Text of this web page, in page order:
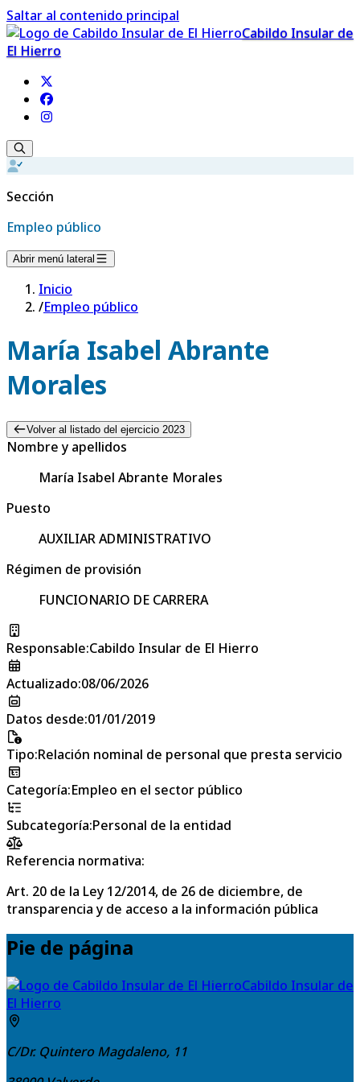
Saltar al contenido principal
Cabildo Insular de
El Hierro
Sección
Empleo público
Abrir menú lateral
Inicio
/Empleo público
María Isabel Abrante
Morales
Volver al listado del ejercicio 2023
Nombre y apellidos
María Isabel Abrante Morales
Puesto
AUXILIAR ADMINISTRATIVO
Régimen de provisión
FUNCIONARIO DE CARRERA
Responsable:Cabildo Insular de El Hierro
Actualizado:08/06/2026
Datos desde:01/01/2019
Tipo:Relación nominal de personal que presta servicio
Categoría:Empleo en el sector público
Subcategoría:Personal de la entidad
Referencia normativa:
Art. 20 de la Ley 12/2014, de 26 de diciembre, de
transparencia y de acceso a la información pública
Pie de página
Cabildo Insular de
El Hierro
C/Dr. Quintero Magdaleno, 11